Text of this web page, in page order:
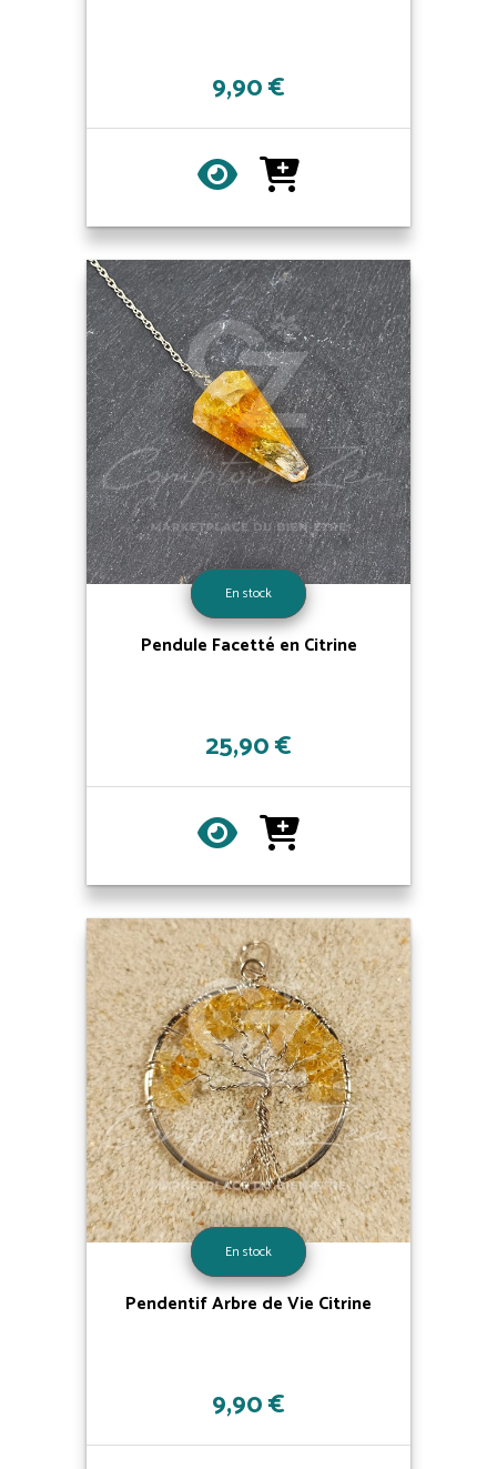
9,90 €
En stock
Pendule Facetté en Citrine
25,90 €
En stock
Pendentif Arbre de Vie Citrine
9,90 €